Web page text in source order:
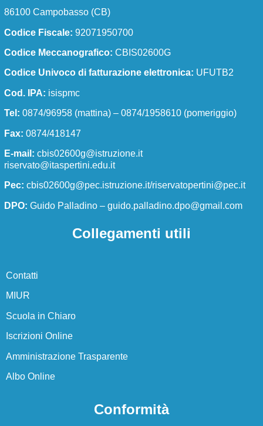
Dirigente scolastico
Segreteria/URP
I numeri della scuola
La scuola in numeri
Le carte della scuola
Regolamenti di istituto
Modulistica docenti
Organigramma
Servizi
Panoramica
Famiglie e studenti
86100 Campobasso (CB)
Codice Fiscale: 92071950700
Codice Meccanografico: CBIS02600G
Codice Univoco di fatturazione elettronica: UFUTB2
Cod. IPA: isispmc
Tel: 0874/96958 (mattina) – 0874/1958610 (pomeriggio)
Fax: 0874/418147
E-mail: cbis02600g@istruzione.it
riservato@itaspertini.edu.it
Pec: cbis02600g@pec.istruzione.it/riservatopertini@pec.it
DPO: Guido Palladino – guido.palladino.dpo@gmail.com
Collegamenti utili
Contatti
MIUR
Scuola in Chiaro
Iscrizioni Online
Amministrazione Trasparente
Albo Online
Conformità